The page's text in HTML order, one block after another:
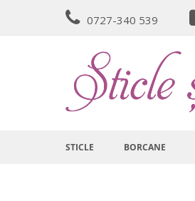
Mergeti
la
0727-340 539
STICLE BORCANE